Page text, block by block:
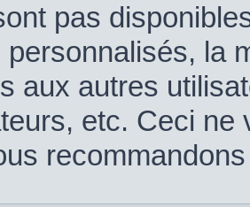
pas
la
aux autres
etc. Ceci